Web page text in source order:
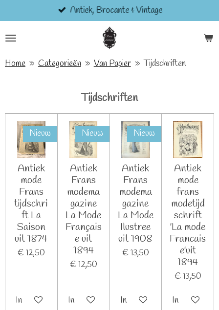
direct
naar
hoofdinhoud
Antiek, Brocante & Vintage
Home » Categorieën » Van Papier » Tijdschriften
Tijdschriften
Nieuw
Antiek
mode
Frans
tijdschri
ft La
Saison
uit 1874
€ 12,50
In winkelwagen
Nieuw
Antiek
Frans
modema
gazine
La Mode
Français
e uit
1894
€ 12,50
In winkelwagen
Nieuw
Antiek
Frans
modema
gazine
La Mode
Ilustree
uit 1908
€ 13,50
In winkelwagen
Antiek
mode
frans
modetijd
schrift
'La mode
Francais
e'uit
1894
€ 13,50
In